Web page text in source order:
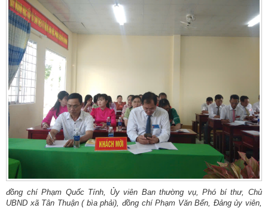
đồng chí Phạm Quốc Tính, Ủy viên Ban thường vụ, Phó bí thư, Chủ
UBND xã Tân Thuận ( bìa phải), đồng chí Phạm Văn Bến, Đảng ủy viên,